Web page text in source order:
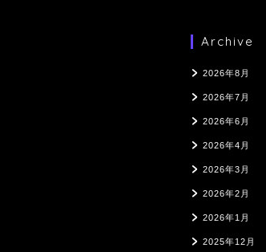
Archive
2026年8月
2026年7月
2026年6月
2026年4月
2026年3月
2026年2月
2026年1月
2025年12月